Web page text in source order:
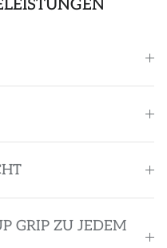
GRIP ZU JEDEM